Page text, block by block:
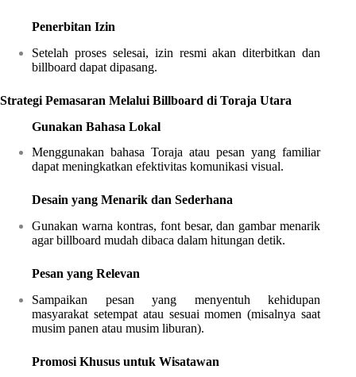
Penerbitan Izin
Setelah proses selesai, izin resmi akan diterbitkan dan
billboard dapat dipasang.
Strategi Pemasaran Melalui Billboard di Toraja Utara
Gunakan Bahasa Lokal
Menggunakan bahasa Toraja atau pesan yang familiar
dapat meningkatkan efektivitas komunikasi visual.
Desain yang Menarik dan Sederhana
Gunakan warna kontras, font besar, dan gambar menarik
agar billboard mudah dibaca dalam hitungan detik.
Pesan yang Relevan
Sampaikan pesan yang menyentuh kehidupan
masyarakat setempat atau sesuai momen (misalnya saat
musim panen atau musim liburan).
Promosi Khusus untuk Wisatawan